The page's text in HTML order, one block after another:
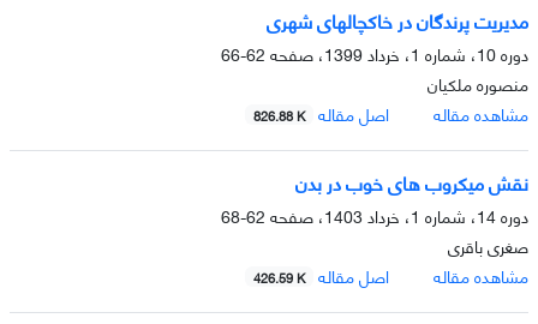
مدیریت پرندگان در خاک­چال­های شهری
دوره 10، شماره 1، خرداد 1399، صفحه
62-66
منصوره ملکیان
مشاهده مقاله
اصل مقاله 826.88 K
نقش میکروب های خوب در بدن
دوره 14، شماره 1، خرداد 1403، صفحه
62-68
صغری باقری
مشاهده مقاله
اصل مقاله 426.59 K